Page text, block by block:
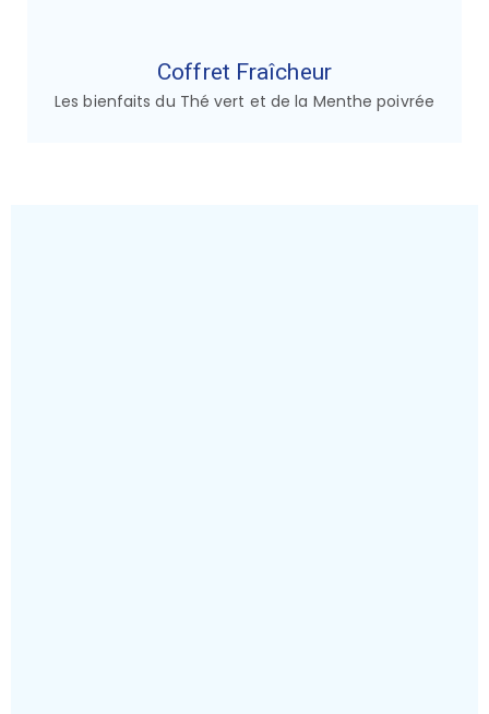
Coffret Fraîcheur​
Les bienfaits du Thé vert et de la Menthe poivrée